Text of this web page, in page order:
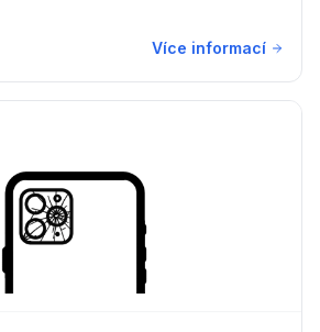
Více informací